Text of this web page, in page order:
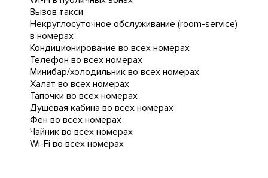
Вызов такси
Некруглосуточное обслуживание (room-service)
в номерах
Кондиционирование во всех номерах
Телефон во всех номерах
Минибар/холодильник во всех номерах
Халат во всех номерах
Тапочки во всех номерах
Душевая кабина во всех номерах
Фен во всех номерах
Чайник во всех номерах
Wi-Fi во всех номерах